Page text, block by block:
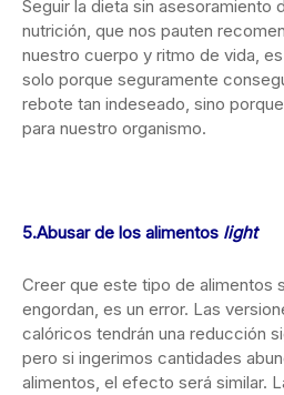
Seguir la dieta sin asesoramiento
nutrición, que nos pauten
nuestro cuerpo y ritmo de vida,
solo porque seguramente
rebote tan indeseado, sino
para nuestro organismo.
5.Abusar de los alimentos light
Creer que este tipo de alimentos
engordan, es un error. Las
calóricos tendrán una reducción
pero si ingerimos cantidades
alimentos, el efecto será similar.